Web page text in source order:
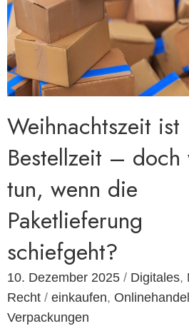
Weihnachtszeit ist
Bestellzeit – doch
tun, wenn die
Paketlieferung
schiefgeht?
10. Dezember 2025 / Digitales,
Recht / einkaufen, Onlinehandel
Verpackungen